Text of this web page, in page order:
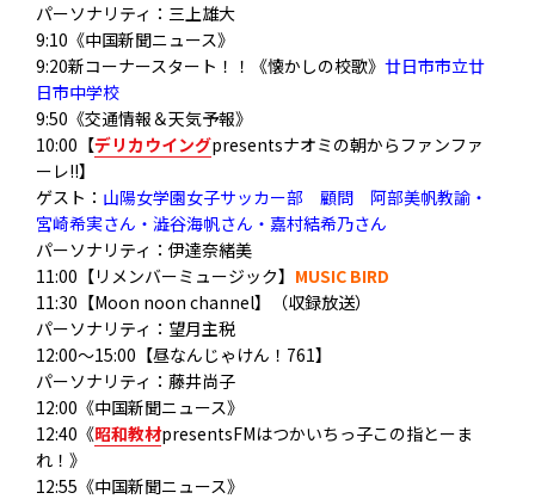
パーソナリティ：三上雄大
9:10《中国新聞ニュース》
9:20新コーナースタート！！《懐かしの校歌》 廿日市市立廿
日市中学校
9:50《交通情報＆天気予報》
10:00【デリカウイングpresentsナオミの朝からファンファ
ーレ!!】
ゲスト： 山陽女学園女子サッカー部 顧問 阿部美帆教諭・
宮崎希実さん・澁谷海帆さん・嘉村結希乃さん
パーソナリティ：伊達奈緒美
11:00【リメンバーミュージック】 MUSIC BIRD
11:30【Moon noon channel】（収録放送）
パーソナリティ ：望月主税
12:00～15:00【昼なんじゃけん！761】
パーソナリティ：藤井尚子
12:00《中国新聞ニュース》
12:40《昭和教材presentsFMはつかいちっ子この指とーま
れ！》
12:55《中国新聞ニュース》